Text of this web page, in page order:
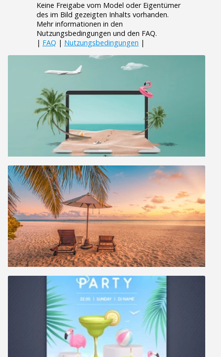
Keine Freigabe vom Model oder Eigentümer
des im Bild gezeigten Inhalts vorhanden.
Mehr informationen in den
Nutzungsbedingungen und den FAQ.
| FAQ | Nutzungsbedingungen |